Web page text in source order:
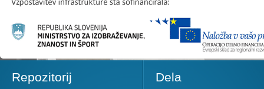
Repozitorij Dela